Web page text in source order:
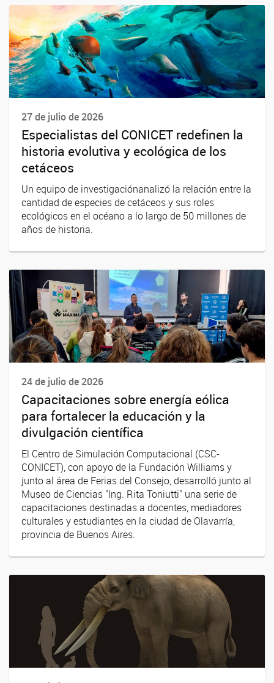
27 de julio de 2026
Especialistas del CONICET redefinen la
historia evolutiva y ecológica de los
cetáceos
Un equipo de investigaciónanalizó la relación entre la
cantidad de especies de cetáceos y sus roles
ecológicos en el océano a lo largo de 50 millones de
años de historia.
24 de julio de 2026
Capacitaciones sobre energía eólica
para fortalecer la educación y la
divulgación científica
El Centro de Simulación Computacional (CSC-
CONICET), con apoyo de la Fundación Williams y
junto al área de Ferias del Consejo, desarrolló junto al
Museo de Ciencias "Ing. Rita Toniutti" una serie de
capacitaciones destinadas a docentes, mediadores
culturales y estudiantes en la ciudad de Olavarría,
provincia de Buenos Aires.